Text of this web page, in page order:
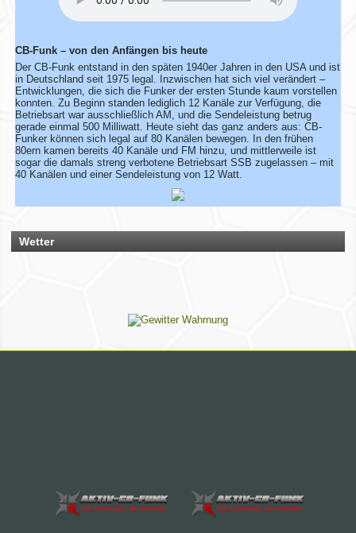
Hotel November DX Group
Wir überarbeiten unsere Map!
Wir aktualisieren derzeit unsere Karte der aktiven CB-Funker.
Alle aktiven Mitglieder werden ab sofort mit einem grünen
Symbol markiert.
Du bist auch noch aktiv? Dann teile uns das einfach
zusammen mit deinen Informationen mit!
Solltest du schon eingetragen sein, aber deine Daten oder
dein Wohnort stimmen nicht mehr, gib uns ebenfalls kurz
Bescheid – dann ändern wir das direkt ab.
Bitte hab ein wenig Geduld, wenn die Umsetzung nicht immer
sofort klappt. Vielen Dank!
Rhein-Main Funkertreffen
Hotel November DX Group
Wir überarbeiten unsere Map!
sofort klappt. Vielen Dank!
CB-Funk – von den Anfängen bis heute
Der CB-Funk entstand in den späten 1940er Jahren in den USA und ist
in Deutschland seit 1975 legal. Inzwischen hat sich viel verändert –
Entwicklungen, die sich die Funker der ersten Stunde kaum vorstellen
konnten. Zu Beginn standen lediglich 12 Kanäle zur Verfügung, die
Betriebsart war ausschließlich AM, und die Sendeleistung betrug
gerade einmal 500 Milliwatt. Heute sieht das ganz anders aus: CB-
Funker können sich legal auf 80 Kanälen bewegen. In den frühen
80ern kamen bereits 40 Kanäle und FM hinzu, und mittlerweile ist
sogar die damals streng verbotene Betriebsart SSB zugelassen – mit
40 Kanälen und einer Sendeleistung von 12 Watt.
Wetter